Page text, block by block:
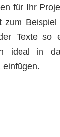
für Ihr
zum
Texte so
ideal in
einfügen.